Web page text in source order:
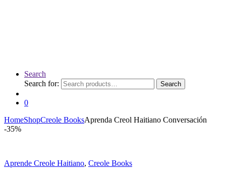
Search
Search for:
Search
0
HomeShopCreole BooksAprenda Creol Haitiano Conversación
-35%
Aprende Creole Haitiano, Creole Books